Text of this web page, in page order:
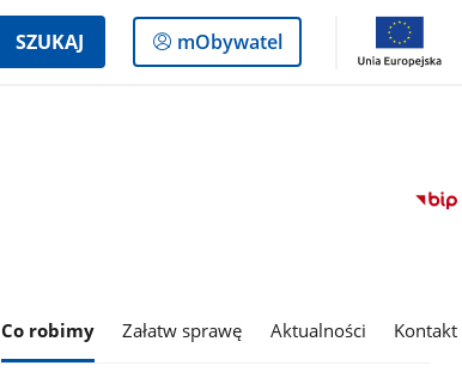
SZUKAJ
Logowanie
do
mObywatel
Co robimy Załatw sprawę Aktualności Kontakt